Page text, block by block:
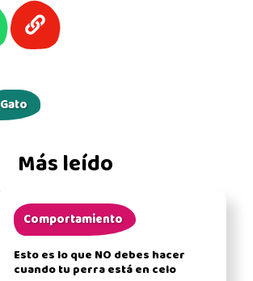
Más leído
Comportamiento
Esto es lo que NO debes hacer
cuando tu perra está en celo
Gato